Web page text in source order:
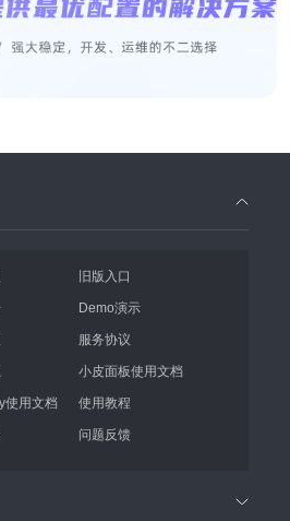
旧版入口
Demo演示
服务协议
小皮面板使用文档
使用文档 使用教程
问题反馈